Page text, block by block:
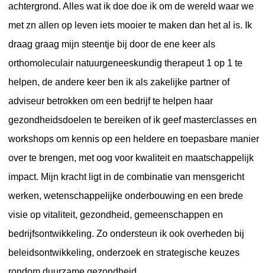
achtergrond. Alles wat ik doe doe ik om de wereld waar we
met zn allen op leven iets mooier te maken dan het al is. Ik
draag graag mijn steentje bij door de ene keer als
orthomoleculair natuurgeneeskundig therapeut 1 op 1 te
helpen, de andere keer ben ik als zakelijke partner of
adviseur betrokken om een bedrijf te helpen haar
gezondheidsdoelen te bereiken of ik geef masterclasses en
workshops om kennis op een heldere en toepasbare manier
over te brengen, met oog voor kwaliteit en maatschappelijk
impact. Mijn kracht ligt in de combinatie van mensgericht
werken, wetenschappelijke onderbouwing en een brede
visie op vitaliteit, gezondheid, gemeenschappen en
bedrijfsontwikkeling. Zo ondersteun ik ook overheden bij
beleidsontwikkeling, onderzoek en strategische keuzes